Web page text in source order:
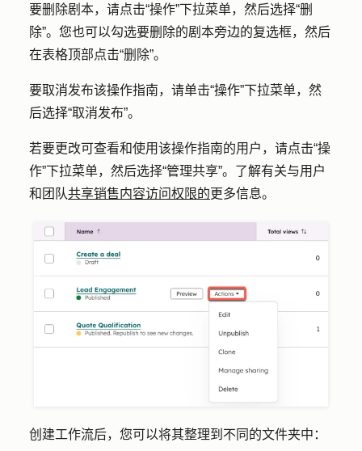
要删除剧本，请点击“操作”下拉菜单，然后选择“删
除”。您也可以勾选要删除的剧本旁边的复选框，然后
在表格顶部点击“删除”。
要取消发布该操作指南，请单击“操作”下拉菜单，然
后选择“取消发布”。
若要更改可查看和使用该操作指南的用户，请点击“操
作”下拉菜单，然后选择“管理共享”。了解有关与用户
和团队共享销售内容访问权限的更多信息。
创建工作流后，您可以将其整理到不同的文件夹中：